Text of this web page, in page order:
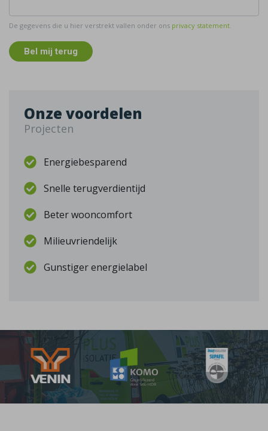
De gegevens die u hier verstrekt vallen onder ons privacy statement.
Bel mij terug
Onze voordelen
Projecten
Energiebesparend
Snelle terugverdientijd
Beter wooncomfort
Milieuvriendelijk
Gunstiger energielabel